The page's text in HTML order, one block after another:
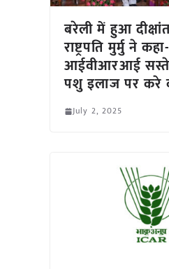
बरेली में हुआ
राष्ट्रपति मुर्मु ने कहा-
आईवीआरआई
पशु इलाज पर करे
July 2, 2025